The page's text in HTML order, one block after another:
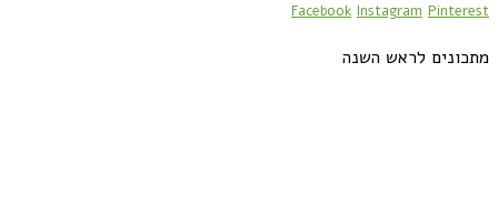
Facebook Instagram Pinterest
מתכונים לראש השנה